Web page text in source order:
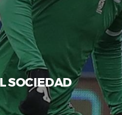
SOCIEDAD